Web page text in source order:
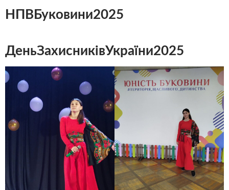
НПВБуковини2025
ДеньЗахисниківУкраїни2025